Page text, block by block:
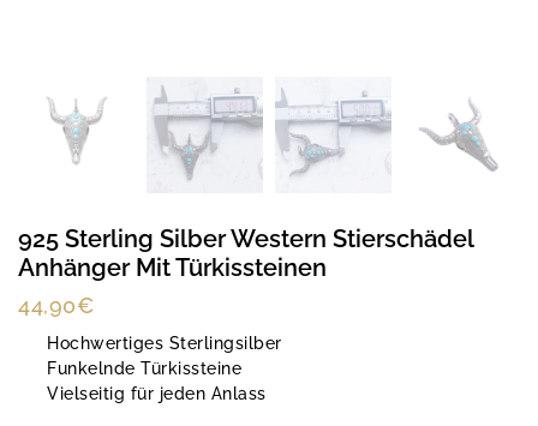
925 Sterling Silber Western Stierschädel
Anhänger Mit Türkissteinen
44,90€
Hochwertiges Sterlingsilber
Funkelnde Türkissteine
Vielseitig für jeden Anlass